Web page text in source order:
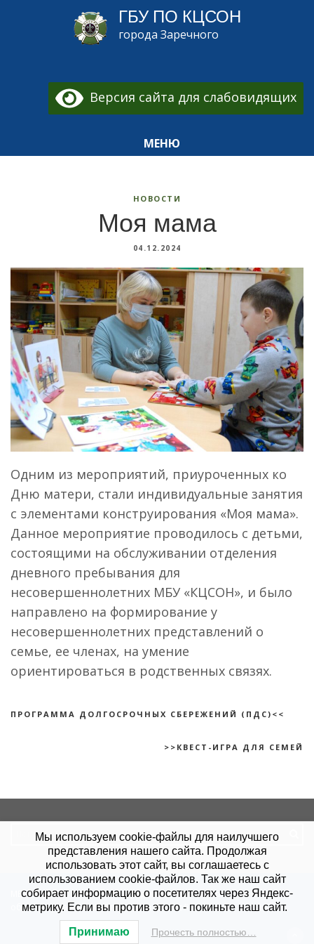
ГБУ ПО КЦСОН
города Заречного
Версия сайта для слабовидящих
МЕНЮ
НОВОСТИ
Моя мама
04.12.2024
Одним из мероприятий, приуроченных ко
Дню матери, стали индивидуальные занятия
с элементами конструирования «Моя мама».
Данное мероприятие проводилось с детьми,
состоящими на обслуживании отделения
дневного пребывания для
несовершеннолетних МБУ «КЦСОН», и было
направлено на формирование у
несовершеннолетних представлений о
семье, ее членах, на умение
ориентироваться в родственных связях.
ПРОГРАММА ДОЛГОСРОЧНЫХ СБЕРЕЖЕНИЙ (ПДС)<<
>>КВЕСТ-ИГРА ДЛЯ СЕМЕЙ
Search
for:
МБУ "КЦСОН". Политика конфиденциальности.Согласие на
обработку данных. Сайт создан в Site-Profi.ru.
Мы используем cookie-файлы для наилучшего
представления нашего сайта. Продолжая
использовать этот сайт, вы соглашаетесь с
использованием cookie-файлов. Так же наш сайт
собирает информацию о посетителях через Яндекс-
метрику. Если вы против этого - покиньте наш сайт.
Принимаю Прочесть полностью…